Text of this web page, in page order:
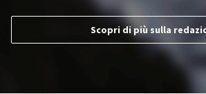
Scopri di più sulla